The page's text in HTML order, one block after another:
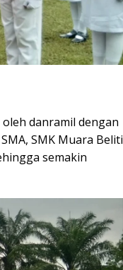
danramil dengan
SMK Muara Beliti
semakin